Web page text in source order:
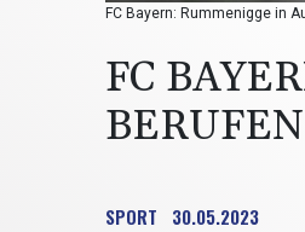
FC Bayern: Rummenigge in
FC
BERUFEN
SPORT 30.05.2023